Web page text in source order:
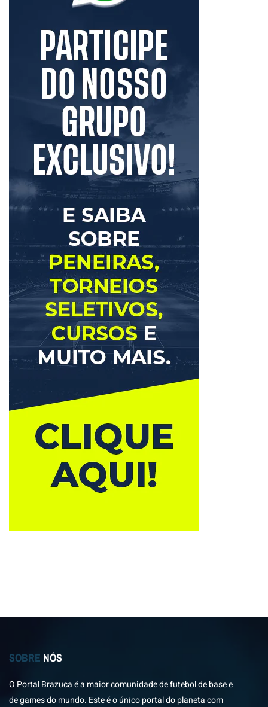
SOBRE NÓS
O Portal Brazuca é a maior comunidade de futebol de base e
de games do mundo. Este é o único portal do planeta com